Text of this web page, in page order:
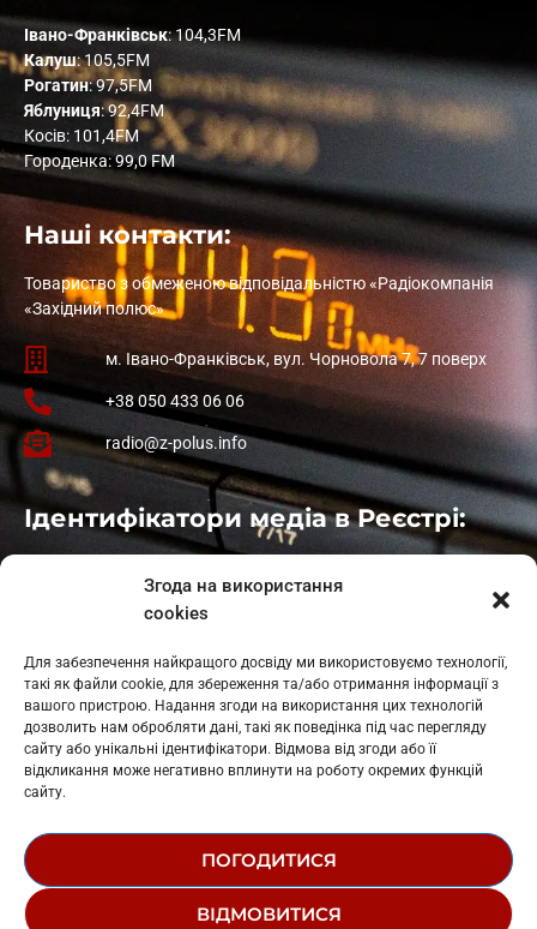
Згода на використання
cookies
Для забезпечення найкращого досвіду ми використовуємо технології,
такі як файли cookie, для збереження та/або отримання інформації з
вашого пристрою. Надання згоди на використання цих технологій
дозволить нам обробляти дані, такі як поведінка під час перегляду
сайту або унікальні ідентифікатори. Відмова від згоди або її
відкликання може негативно вплинути на роботу окремих функцій
сайту.
ПОГОДИТИСЯ
ВІДМОВИТИСЯ
Івано-Франківськ: 104,3FM
Калуш: 105,5FM
Рогатин: 97,5FM
Яблуниця: 92,4FM
Косів: 101,4FM
Городенка: 99,0 FM
Наші контакти:
Товариство з обмеженою відповідальністю «Радіокомпанія
«Західний полюс»
м. Івано-Франківськ, вул. Чорновола 7, 7 поверх
+38 050 433 06 06
radio@z-polus.info
Ідентифікатори медіа в Реєстрі:
: L11-01410
: L11-01801
Косів: L11-01805
Гарасимів: L11-02274
© 1995-2026 РК «ЗАХІДНИЙ ПОЛЮС»